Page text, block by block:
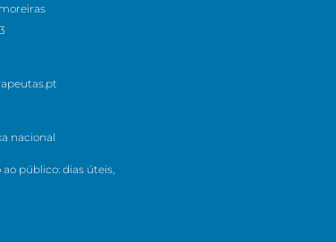
nacional
público: dias úteis,